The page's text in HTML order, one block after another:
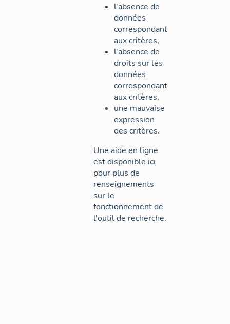
l'absence de
données
correspondant
aux critères,
l'absence de
droits sur les
données
correspondant
aux critères,
une mauvaise
expression
des critères.
Une aide en ligne
est disponible ici
pour plus de
renseignements
sur le
fonctionnement de
l'outil de recherche.